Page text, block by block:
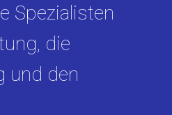
Spezialisten
die
und den